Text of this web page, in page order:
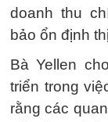
doanh thu
bảo ổn định
Bà Yellen
triển trong
rằng các